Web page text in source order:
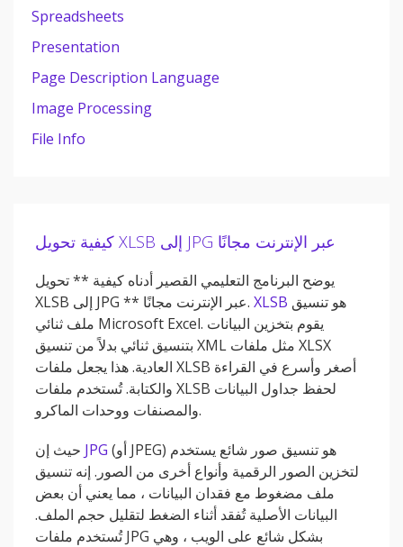
Spreadsheets
Presentation
Page Description Language
Image Processing
File Info
كيفية تحويل XLSB إلى JPG عبر الإنترنت مجانًا
يوضح البرنامج التعليمي القصير أدناه كيفية ** تحويل
XLSB إلى JPG ** عبر الإنترنت مجانًا. XLSB
ملف ثنائي Microsoft Excel. يقوم بتخزين البيانات
بتنسيق ثنائي بدلاً من تنسيق XML مثل ملفات XLSX
العادية. هذا يجعل ملفات XLSB أصغر وأسرع في القراءة
والكتابة. تُستخدم ملفات XLSB لحفظ جداول البيانات
والمصنفات ووحدات الماكرو.
JPG (أو JPEG) هو تنسيق صور شائع يستخدم
لتخزين الصور الرقمية وأنواع أخرى من الصور. إنه تنسيق
ملف مضغوط مع فقدان البيانات ، مما يعني أن بعض
البيانات الأصلية تُفقد أثناء الضغط لتقليل حجم الملف.
تُستخدم ملفات JPG بشكل شائع على الويب ، وهي